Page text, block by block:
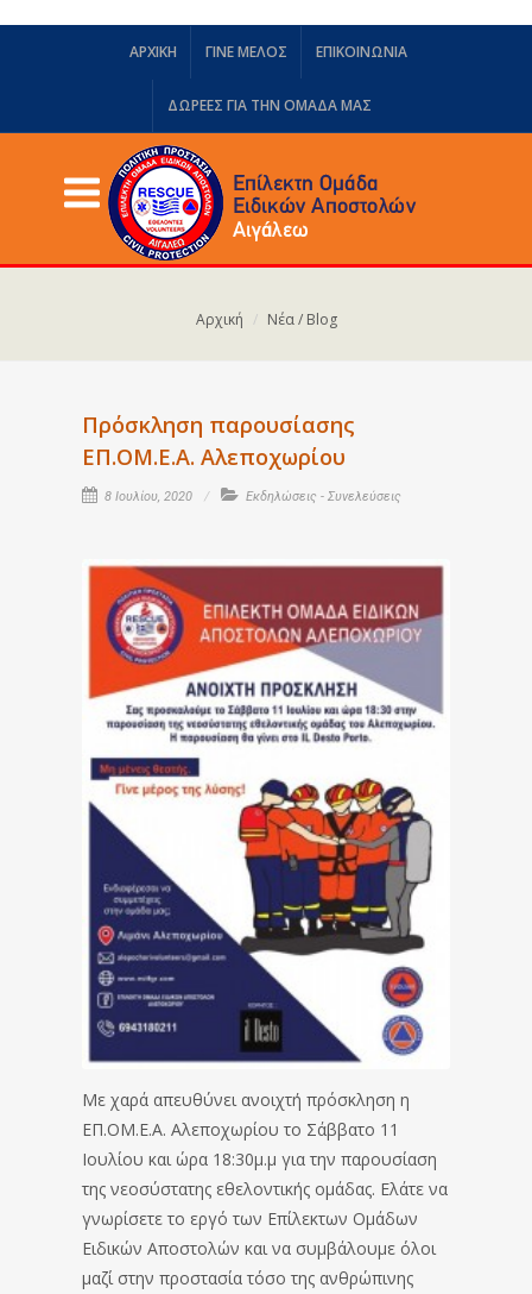
ΑΡΧΙΚΗ ΓΙΝΕ ΜΕΛΟΣ ΕΠΙΚΟΙΝΩΝΙΑ
ΔΩΡΕΈΣ ΓΙΑ ΤΗΝ ΟΜΆΔΑ ΜΑΣ
Αρχική Νέα / Blog
Πρόσκληση παρουσίασης
ΕΠ.ΟΜ.Ε.Α. Αλεποχωρίου
8 Ιουλίου, 2020 Εκδηλώσεις - Συνελεύσεις
Με χαρά απευθύνει ανοιχτή πρόσκληση η
ΕΠ.ΟΜ.Ε.Α. Αλεποχωρίου το Σάββατο 11
Ιουλίου και ώρα 18:30μ.μ για την παρουσίαση
της νεοσύστατης εθελοντικής ομάδας. Ελάτε να
γνωρίσετε το εργό των Επίλεκτων Ομάδων
Ειδικών Αποστολών και να συμβάλουμε όλοι
μαζί στην προστασία τόσο της ανθρώπινης